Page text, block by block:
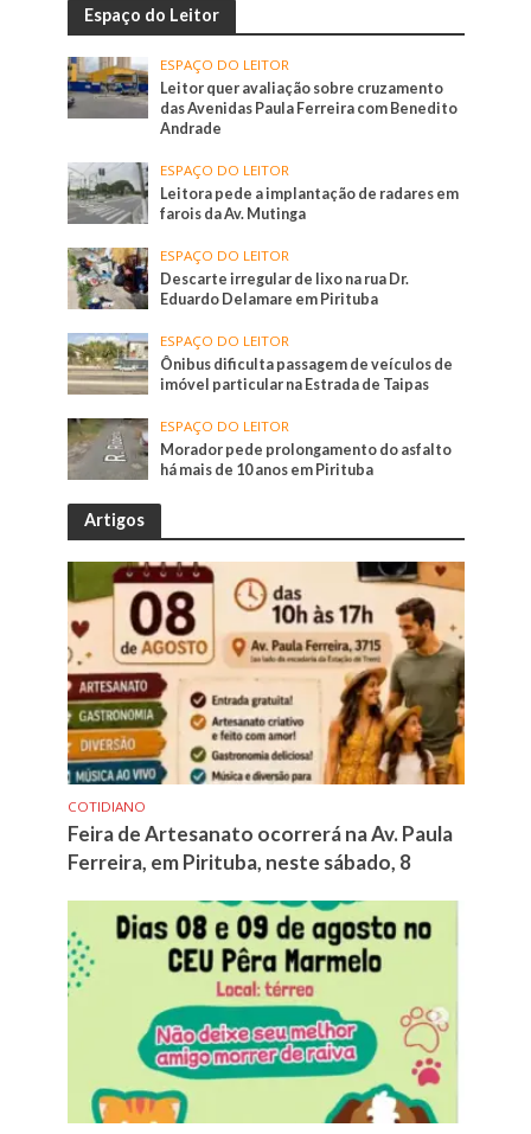
Espaço do Leitor
ESPAÇO DO LEITOR
Leitor quer avaliação sobre cruzamento
das Avenidas Paula Ferreira com Benedito
Andrade
ESPAÇO DO LEITOR
Leitora pede a implantação de radares em
farois da Av. Mutinga
ESPAÇO DO LEITOR
Descarte irregular de lixo na rua Dr.
Eduardo Delamare em Pirituba
ESPAÇO DO LEITOR
Ônibus dificulta passagem de veículos de
imóvel particular na Estrada de Taipas
ESPAÇO DO LEITOR
Morador pede prolongamento do asfalto
há mais de 10 anos em Pirituba
Artigos
COTIDIANO
Feira de Artesanato ocorrerá na Av. Paula
Ferreira, em Pirituba, neste sábado, 8